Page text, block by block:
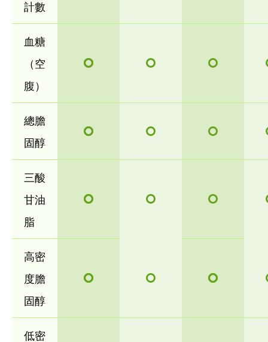
計數
血糖
（空
腹）
總膽
固醇
三酸
甘油
脂
高密
度膽
固醇
低密